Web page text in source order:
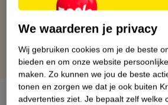
Gratis retourneren binnen 30 dagen
Over dit product
We waarderen je privacy
Wij gebruiken cookies om je de beste
bieden en om onze website
maken. Zo kunnen we jou de beste
tonen en zorgen we dat je ook buiten
advertenties ziet. Je bepaalt zelf welke